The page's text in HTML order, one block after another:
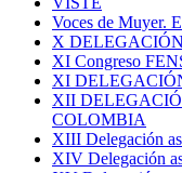
Voces de Muyer.
X
XI Congreso
XI
XII
COLOMBIA
XIII Delegación
XIV Delegación